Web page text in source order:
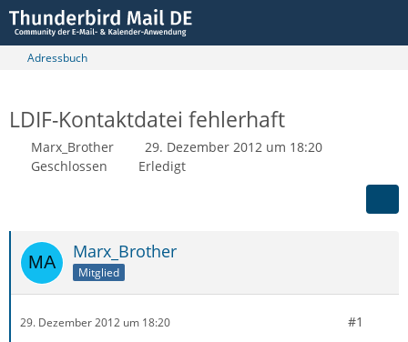
Adressbuch
LDIF-Kontaktdatei fehlerhaft
Marx_Brother
29. Dezember 2012 um 18:20
Geschlossen
Erledigt
Marx_Brother
Mitglied
29. Dezember 2012 um 18:20 #1